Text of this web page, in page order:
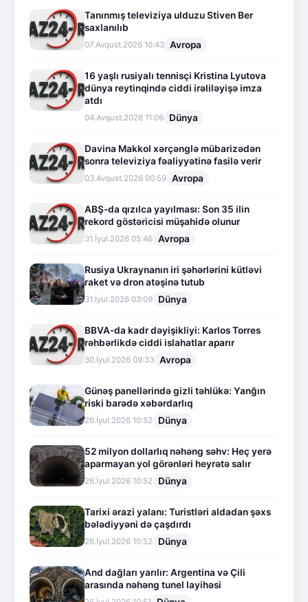
Tanınmış televiziya ulduzu Stiven Ber
saxlanılıb
07.Avqust.2026 10:43 Avropa
16 yaşlı rusiyalı tennisçi Kristina Lyutova
dünya reytinqində ciddi irəliləyişə imza
atdı
04.Avqust.2026 11:06 Dünya
Davina Makkol xərçənglə mübarizədən
sonra televiziya fəaliyyətinə fasilə verir
03.Avqust.2026 00:59 Avropa
ABŞ-da qızılca yayılması: Son 35 ilin
rekord göstəricisi müşahidə olunur
31.İyul.2026 05:46 Avropa
Rusiya Ukraynanın iri şəhərlərini kütləvi
raket və dron atəşinə tutub
31.İyul.2026 03:09 Dünya
BBVA-da kadr dəyişikliyi: Karlos Torres
rəhbərlikdə ciddi islahatlar aparır
30.İyul.2026 09:33 Avropa
Günəş panellərində gizli təhlükə: Yanğın
riski barədə xəbərdarlıq
26.İyul.2026 10:52 Dünya
52 milyon dollarlıq nəhəng səhv: Heç yerə
aparmayan yol görənləri heyrətə salır
26.İyul.2026 10:52 Dünya
Tarixi ərazi yalanı: Turistləri aldadan şəxs
bələdiyyəni də çaşdırdı
26.İyul.2026 10:52 Dünya
And dağları yarılır: Argentina və Çili
arasında nəhəng tunel layihəsi